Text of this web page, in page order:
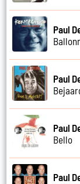
Paul
Paul
Paul
Bello
Paul